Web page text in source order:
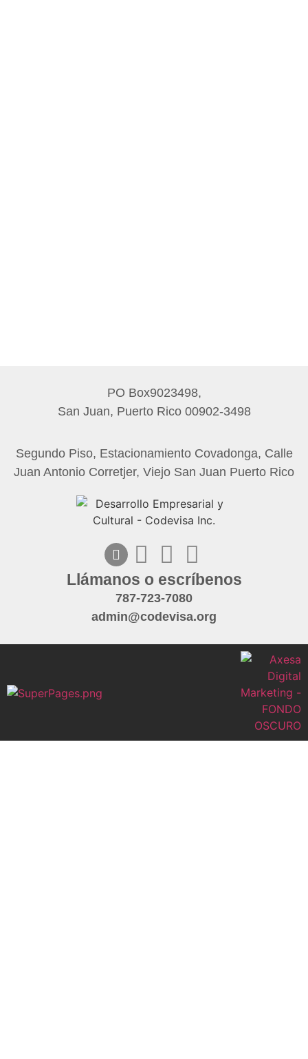
PO Box9023498,
San Juan, Puerto Rico 00902-3498
Segundo Piso, Estacionamiento Covadonga, Calle
Juan Antonio Corretjer, Viejo San Juan Puerto Rico
Llámanos o escríbenos
787-723-7080
admin@codevisa.org